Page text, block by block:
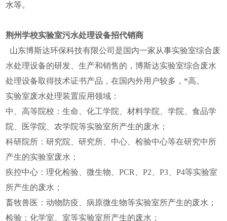
水等。
荆州学校实验室污水处理设备招代销商
山东博斯达环保科技有限公司是国内一家从事实验室综合废
水处理设备的研发、生产和销售的，博斯达实验室综合废水
处理设备取得技术证书产品，在国内外用户较多，*高。
实验室废水处理装置应用领域：
中、高等院校：生命、化工学院、材料学院、学院、食品学
院、医学院、农学院等实验室所产生的废水；
科研院所：研究院、研究所、中心、检验中心等在研究中所
产生的实验室废水；
疾控中心：理化检验、微生物、PCR、P2、P3、P4等实验室
所产生的废水；
畜牧兽医：动物防疫、病原微生物等实验室所产生的废水；
检验：化学室、室等实验室所产生的废水；